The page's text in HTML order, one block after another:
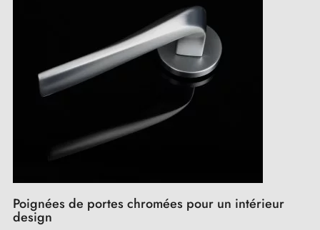
Poignées de portes chromées pour un intérieur
design